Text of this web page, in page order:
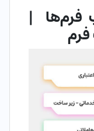
فرم‌ها |